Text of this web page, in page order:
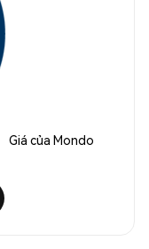
Giá của Mondo